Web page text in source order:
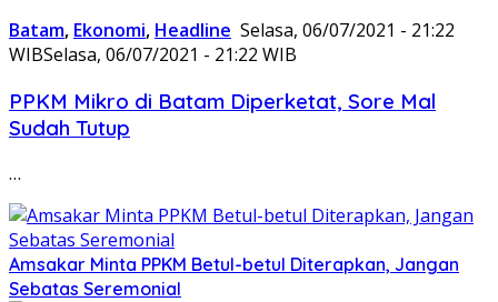
Batam, Ekonomi, Headline Selasa, 06/07/2021 - 21:22
WIBSelasa, 06/07/2021 - 21:22 WIB
PPKM Mikro di Batam Diperketat, Sore Mal
Sudah Tutup
…
Amsakar Minta PPKM Betul-betul Diterapkan, Jangan
Sebatas Seremonial